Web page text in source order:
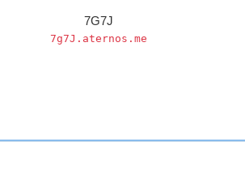
7G7J
7g7J.aternos.me